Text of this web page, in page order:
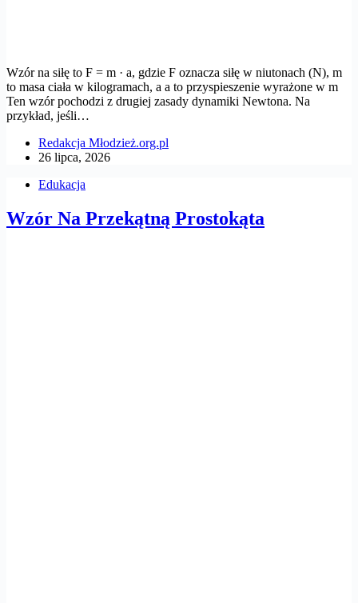
Wzór na siłę to F = m · a, gdzie F oznacza siłę w niutonach (N), m
to masa ciała w kilogramach, a a to przyspieszenie wyrażone w m
Ten wzór pochodzi z drugiej zasady dynamiki Newtona. Na
przykład, jeśli…
Redakcja Młodzież.org.pl
26 lipca, 2026
Edukacja
Wzór Na Przekątną Prostokąta